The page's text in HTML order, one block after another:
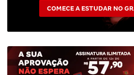
COMECE A ESTUDAR NO